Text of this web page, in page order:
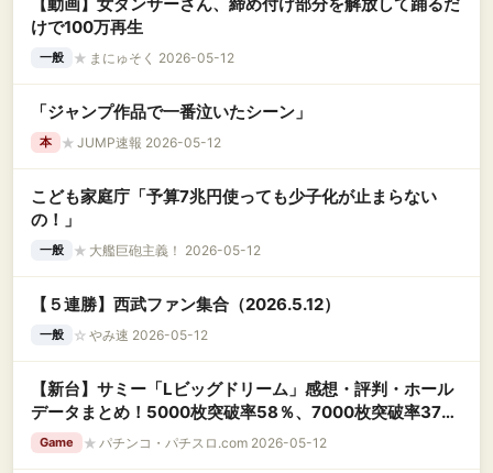
けで100万再生
一般 ★ まにゅそく 2026-05-12
「ジャンプ作品で一番泣いたシーン」
本 ★ JUMP速報 2026-05-12
こども家庭庁「予算7兆円使っても少子化が止まらない
の！」
一般 ★ 大艦巨砲主義！ 2026-05-12
【５連勝】西武ファン集合（2026.5.12）
一般 ☆ やみ速 2026-05-12
【新台】サミー「Lビッグドリーム」感想・評判・ホール
データまとめ！5000枚突破率58％、7000枚突破率37％
に嘘偽りなし！出玉が欲しい人はこの台一択だろこれ
Game ★ パチンコ・パチスロ.com 2026-05-12